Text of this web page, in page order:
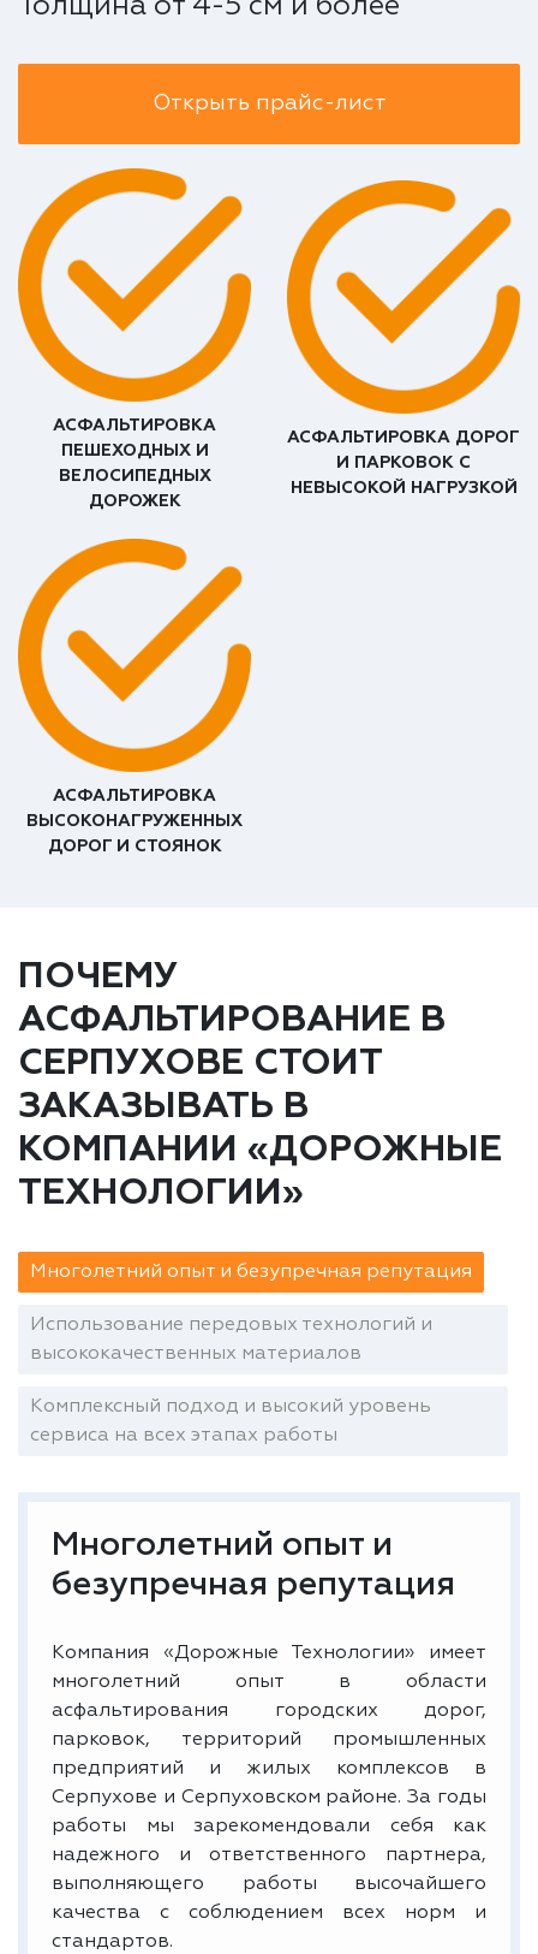
Толщина от 4-5 см и более
Открыть прайс-лист
АСФАЛЬТИРОВКА
ПЕШЕХОДНЫХ И
ВЕЛОСИПЕДНЫХ
ДОРОЖЕК
АСФАЛЬТИРОВКА ДОРОГ
И ПАРКОВОК С
НЕВЫСОКОЙ НАГРУЗКОЙ
АСФАЛЬТИРОВКА
ВЫСОКОНАГРУЖЕННЫХ
ДОРОГ И СТОЯНОК
ПОЧЕМУ
АСФАЛЬТИРОВАНИЕ В
СЕРПУХОВЕ СТОИТ
ЗАКАЗЫВАТЬ В
КОМПАНИИ «ДОРОЖНЫЕ
ТЕХНОЛОГИИ»
Многолетний опыт и безупречная репутация
Использование передовых технологий и
высококачественных материалов
Комплексный подход и высокий уровень
сервиса на всех этапах работы
Многолетний опыт и
безупречная репутация
Компания «Дорожные Технологии» имеет
многолетний опыт в области
асфальтирования городских дорог,
парковок, территорий промышленных
предприятий и жилых комплексов в
Серпухове и Серпуховском районе. За годы
работы мы зарекомендовали себя как
надежного и ответственного партнера,
выполняющего работы высочайшего
качества с соблюдением всех норм и
стандартов.